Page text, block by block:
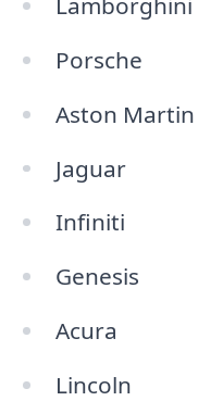
Porsche
Aston Martin
Jaguar
Infiniti
Genesis
Acura
Lincoln